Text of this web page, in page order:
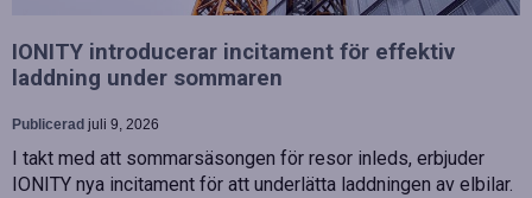
IONITY introducerar incitament för effektiv
laddning under sommaren
Publicerad juli 9, 2026
I takt med att sommarsäsongen för resor inleds, erbjuder
IONITY nya incitament för att underlätta laddningen av elbilar.